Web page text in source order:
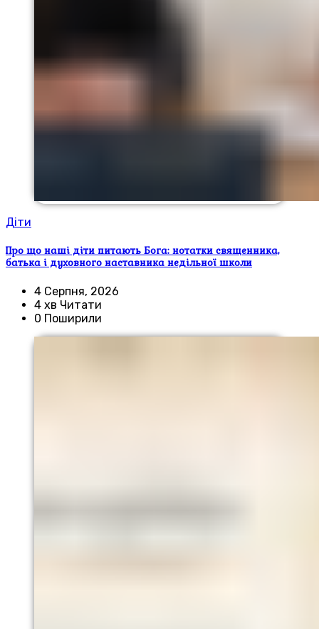
Діти
Про що наші діти питають Бога: нотатки священника,
батька і духовного наставника недільної школи
4 Серпня, 2026
4 хв Читати
0 Поширили